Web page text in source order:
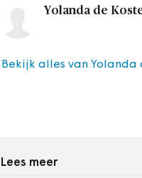
Yolanda de
Bekijk alles van Yolanda
Lees meer